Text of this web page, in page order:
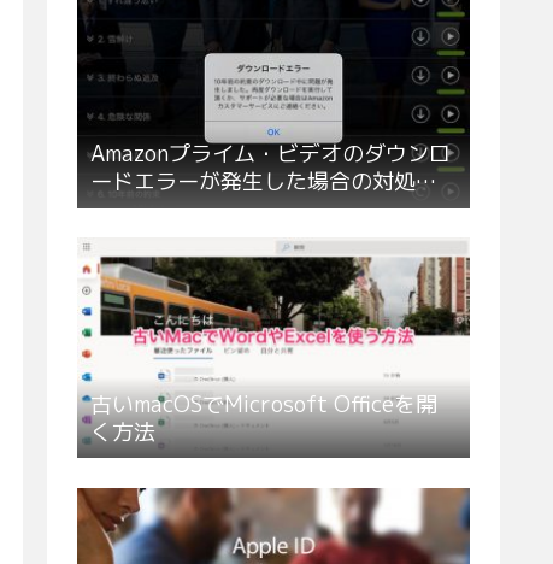
Amazonプライム・ビデオのダウンロ
ードエラーが発生した場合の対処方
法
古いmacOSでMicrosoft Officeを開
く方法